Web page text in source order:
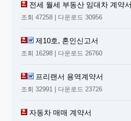
전세 월세 부동산 임대차 계약서
조회 47258 | 다운로드 30956
제10호, 혼인신고서
조회 16298 | 다운로드 26760
프리랜서 용역계약서
조회 32991 | 다운로드 23726
자동차 매매 계약서